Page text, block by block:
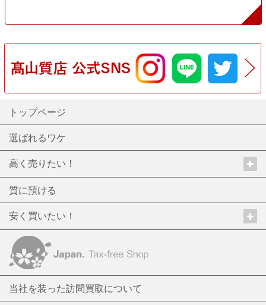
トップページ
選ばれるワケ
高く売りたい！
質に預ける
安く買いたい！
当社を装った訪問買取について